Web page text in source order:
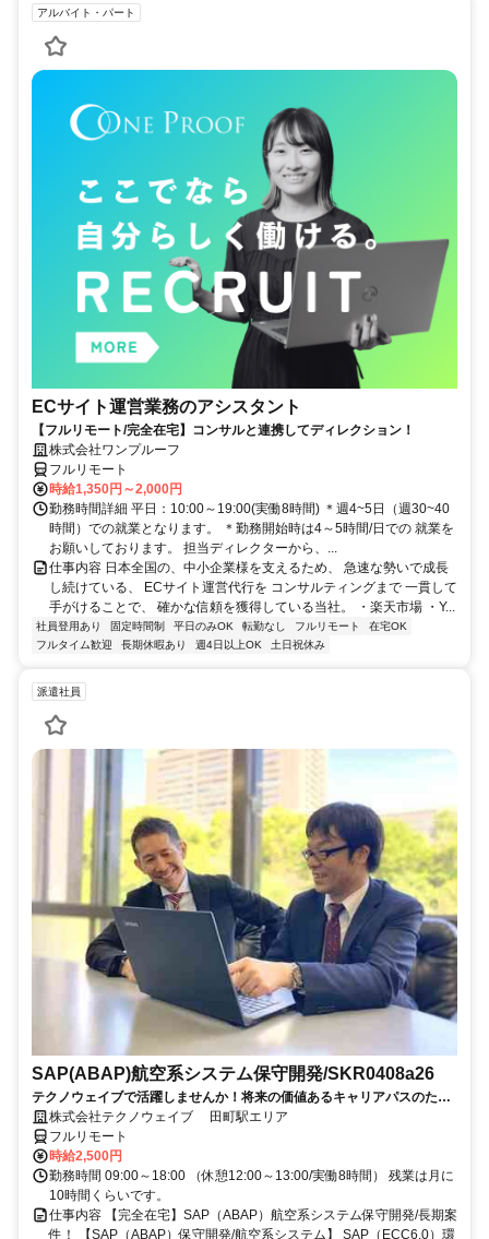
アルバイト・パート
ECサイト運営業務のアシスタント
【フルリモート/完全在宅】コンサルと連携してディレクション！
株式会社ワンプルーフ
フルリモート
時給1,350円～2,000円
勤務時間詳細 平日：10:00～19:00(実働8時間) ＊週4~5日（週30~40
時間）での就業となります。 ＊勤務開始時は4～5時間/日での 就業を
お願いしております。 担当ディレクターから、...
仕事内容 日本全国の、中小企業様を支えるため、 急速な勢いで成長
し続けている、 ECサイト運営代行を コンサルティングまで 一貫して
手がけることで、 確かな信頼を獲得している当社。 ・楽天市場 ・Y...
社員登用あり 固定時間制 平日のみOK 転勤なし フルリモート
在宅OK
フルタイム歓迎
長期休暇あり 週4日以上OK 土日祝休み
派遣社員
SAP(ABAP)航空系システム保守開発/SKR0408a26
テクノウェイブで活躍しませんか！将来の価値あるキャリアパスのため
の、長期的・安定的なサポートします
株式会社テクノウェイブ 田町駅エリア
フルリモート
時給2,500円
勤務時間 09:00～18:00 （休憩12:00～13:00/実働8時間） 残業は月に
10時間くらいです。
仕事内容 【完全在宅】SAP（ABAP）航空系システム保守開発/長期案
件！ 【SAP（ABAP）保守開発/航空系システム】 SAP（ECC6.0）環